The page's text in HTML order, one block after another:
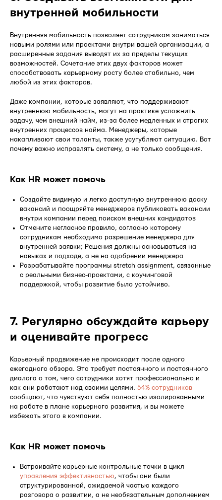
внутренней мобильности
Внутренняя мобильность позволяет сотрудникам заниматься
новыми ролями или проектами внутри вашей организации, а
расширенные задания выводят их за пределы текущих
возможностей. Сочетание этих двух факторов может
способствовать карьерному росту более стабильно, чем
любой из этих факторов.
Даже компании, которые заявляют, что поддерживают
внутреннюю мобильность, могут на практике усложнить
задачу, чем внешний найм, из-за более медленных и строгих
внутренних процессов найма. Менеджеры, которые
накапливают свои таланты, также усугубляют ситуацию. Вот
почему важно исправлять систему, а не только сообщения.
Как HR может помочь
Создайте видимую и легко доступную внутреннюю доску
вакансий и поощряйте менеджеров публиковать вакансии
внутри компании перед поиском внешних кандидатов
Отмените негласное правило, согласно которому
сотрудникам необходимо разрешение менеджера для
внутренней заявки; Решения должны основываться на
навыках и подходе, а не на одобрении менеджера
Разрабатывайте программы stretch assignment, связанные
с реальными бизнес-проектами, с коучинговой
поддержкой, чтобы развитие было устойчиво.
7. Регулярно обсуждайте карьеру
и оценивайте прогресс
Карьерный продвижение не происходит после одного
ежегодного обзора. Это требует постоянного и постоянного
диалога о том, чего сотрудники хотят профессионально и
как они работают над своими целями. 54% сотрудников
сообщают, что чувствуют себя полностью изолированными
на работе в плане карьерного развития, и вы можете
избежать этого в компании.
Как HR может помочь
Встраивайте карьерные контрольные точки в цикл
управления эффективностью, чтобы они были
структурированной, ожидаемой частью каждого
разговора о развитии, а не необязательным дополнением